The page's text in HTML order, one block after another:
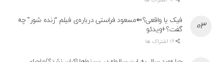
فیک یا واقعی؟⇐مسعود فراستی درباره‌ی فیلم “زنده شور” چه
گفت؟+ویدئو